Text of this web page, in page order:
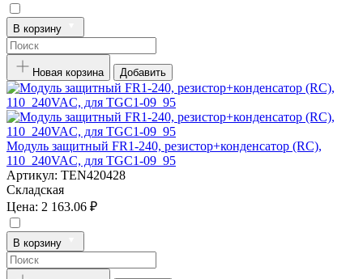
В корзину
Новая корзина Добавить
Модуль защитный FR1-240, резистор+конденсатор (RC),
110_240VAC, для TGC1-09_95
Артикул: TEN420428
Складская
Цена: 2 163.06 ₽
В корзину